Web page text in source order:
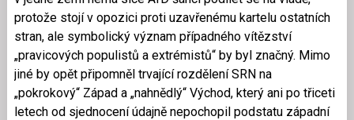
protože stojí v opozici proti uzavřenému kartelu ostatních
stran, ale symbolický význam případného vítězství
„pravicových populistů a extrémistů“ by byl značný. Mimo
jiné by opět připomněl trvající rozdělení SRN na
„pokrokový“ Západ a „nahnědlý“ Východ, který ani po třiceti
letech od sjednocení údajně nepochopil podstatu západní